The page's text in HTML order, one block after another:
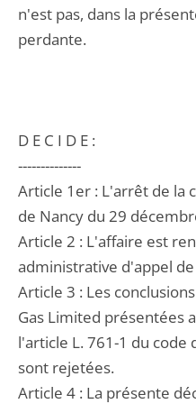
n'est pas, dans la
perdante.
D E C I D E :
--------------
Article 1er : L'arrêt de la
de Nancy du 29
Article 2 : L'affaire est
administrative d'appel de
Article 3 : Les
Gas Limited présentées
l'article L. 761-1 du
sont rejetées.
Article 4 : La présente